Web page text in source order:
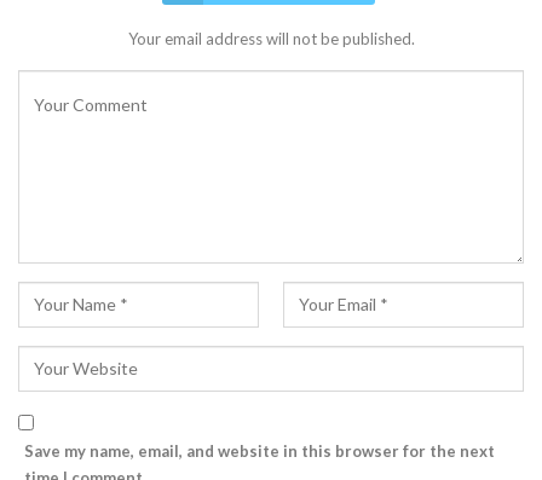
Your email address will not be published.
Save my name, email, and website in this browser for the next